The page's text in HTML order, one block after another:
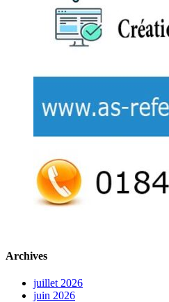
Archives
juillet 2026
juin 2026